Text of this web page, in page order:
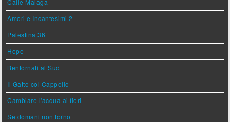
Calle Malaga
Amori e Incantesimi 2
Palestina 36
Hope
Bentornati al Sud
Il Gatto col Cappello
Cambiare l'acqua ai fiori
Se domani non torno